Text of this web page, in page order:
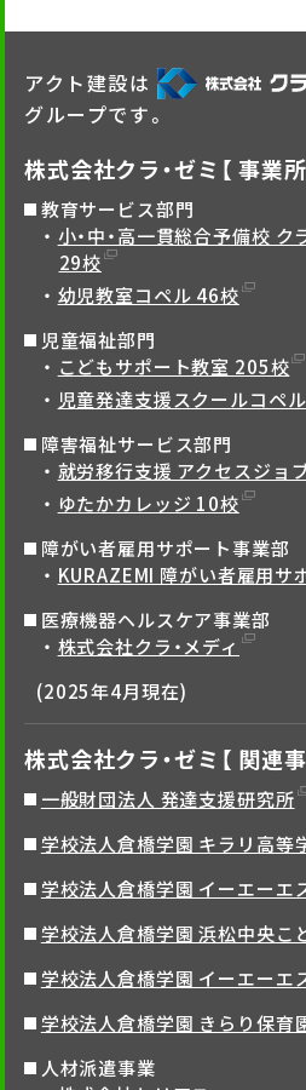
アクト建設は
グループです。
株式会社クラ・ゼミ【 事業所
教育サービス部門
小・中・高一貫総合予備校
29校
幼児教室コペル 46校
児童福祉部門
こどもサポート教室 205校
児童発達支援スクールコペ
障害福祉サービス部門
就労移行支援 アクセスジョ
ゆたかカレッジ 10校
障がい者雇用サポート事業部
KURAZEMI 障がい者雇用サ
医療機器ヘルスケア事業部
株式会社クラ・メディ
(2025年4月現在)
株式会社クラ・ゼミ【 関連事
一般財団法人 発達支援研究所
学校法人倉橋学園 キラリ高等
学校法人倉橋学園 イーエーエ
学校法人倉橋学園 浜松中央こ
学校法人倉橋学園 イーエーエ
学校法人倉橋学園 きらり保育
人材派遣事業